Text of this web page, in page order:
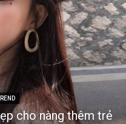
cho nàng thêm trẻ